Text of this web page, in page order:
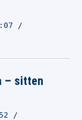
– sitten